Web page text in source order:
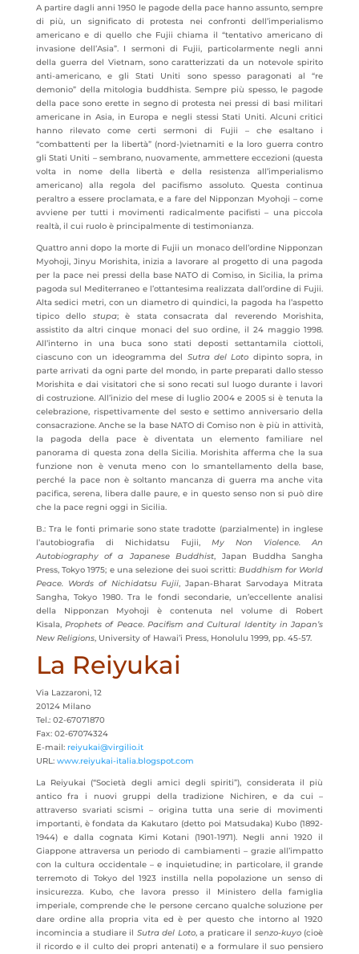
A partire dagli anni 1950 le pagode della pace hanno assunto, sempre
di più, un significato di protesta nei confronti dell’imperialismo
americano e di quello che Fujii chiama il “tentativo americano di
invasione dell’Asia”. I sermoni di Fujii, particolarmente negli anni
della guerra del Vietnam, sono caratterizzati da un notevole spirito
anti-americano, e gli Stati Uniti sono spesso paragonati al “re
demonio” della mitologia buddhista. Sempre più spesso, le pagode
della pace sono erette in segno di protesta nei pressi di basi militari
americane in Asia, in Europa e negli stessi Stati Uniti. Alcuni critici
hanno rilevato come certi sermoni di Fujii – che esaltano i
“combattenti per la libertà” (nord-)vietnamiti e la loro guerra contro
gli Stati Uniti – sembrano, nuovamente, ammettere eccezioni (questa
volta in nome della libertà e della resistenza all’imperialismo
americano) alla regola del pacifismo assoluto. Questa continua
peraltro a essere proclamata, e a fare del Nipponzan Myohoji – come
avviene per tutti i movimenti radicalmente pacifisti – una piccola
realtà, il cui ruolo è principalmente di testimonianza.
Quattro anni dopo la morte di Fujii un monaco dell’ordine Nipponzan
Myohoji, Jinyu Morishita, inizia a lavorare al progetto di una pagoda
per la pace nei pressi della base NATO di Comiso, in Sicilia, la prima
pagoda sul Mediterraneo e l’ottantesima realizzata dall’ordine di Fujii.
Alta sedici metri, con un diametro di quindici, la pagoda ha l’aspetto
tipico dello stupa; è stata consacrata dal reverendo Morishita,
assistito da altri cinque monaci del suo ordine, il 24 maggio 1998.
All’interno in una buca sono stati deposti settantamila ciottoli,
ciascuno con un ideogramma del Sutra del Loto dipinto sopra, in
parte arrivati da ogni parte del mondo, in parte preparati dallo stesso
Morishita e dai visitatori che si sono recati sul luogo durante i lavori
di costruzione. All’inizio del mese di luglio 2004 e 2005 si è tenuta la
celebrazione, rispettivamente del sesto e settimo anniversario della
consacrazione. Anche se la base NATO di Comiso non è più in attività,
la pagoda della pace è diventata un elemento familiare nel
panorama di questa zona della Sicilia. Morishita afferma che la sua
funzione non è venuta meno con lo smantellamento della base,
perché la pace non è soltanto mancanza di guerra ma anche vita
pacifica, serena, libera dalle paure, e in questo senso non si può dire
che la pace regni oggi in Sicilia.
B.: Tra le fonti primarie sono state tradotte (parzialmente) in inglese
l’autobiografia di Nichidatsu Fujii,My Non Violence. An
Autobiography of a Japanese Buddhist, Japan Buddha Sangha
Press, Tokyo 1975; e una selezione dei suoi scritti: Buddhism for World
Peace. Words of Nichidatsu Fujii, Japan-Bharat Sarvodaya Mitrata
Sangha, Tokyo 1980. Tra le fondi secondarie, un’eccellente analisi
della Nipponzan Myohoji è contenuta nel volume di Robert
Kisala,Prophets of Peace. Pacifism and Cultural Identity in Japan’s
New Religions, University of Hawai’i Press, Honolulu 1999, pp. 45-57.
La Reiyukai
Via Lazzaroni, 12
20124 Milano
Tel.: 02-67071870
Fax: 02-67074324
E-mail: reiyukai@virgilio.it
URL: www.reiyukai-italia.blogspot.com
La Reiyukai (“Società degli amici degli spiriti”), considerata il più
antico fra i nuovi gruppi della tradizione Nichiren, e da cui –
attraverso svariati scismi – origina tutta una serie di movimenti
importanti, è fondata da Kakutaro (detto poi Matsudaka) Kubo (1892-
1944) e dalla cognata Kimi Kotani (1901-1971). Negli anni 1920 il
Giappone attraversa un periodo di cambiamenti – grazie all’impatto
con la cultura occidentale – e inquietudine; in particolare, il grande
terremoto di Tokyo del 1923 instilla nella popolazione un senso di
insicurezza. Kubo, che lavora presso il Ministero della famiglia
imperiale, comprende che le persone cercano qualche soluzione per
dare ordine alla propria vita ed è per questo che intorno al 1920
incomincia a studiare il Sutra del Loto, a praticare il senzo-kuyo(cioè
il ricordo e il culto dei propri antenati) e a formulare il suo pensiero